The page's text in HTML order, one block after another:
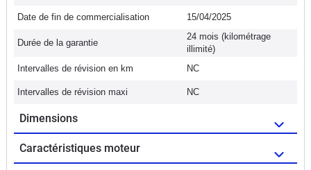
Date de fin de commercialisation 15/04/2025
Durée de la garantie
24 mois (kilométrage
illimité)
Intervalles de révision en km
NC
Intervalles de révision maxi NC
Dimensions
Caractéristiques moteur